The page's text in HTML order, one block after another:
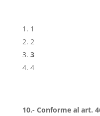
1
2
3
4
10.- Conforme al art.